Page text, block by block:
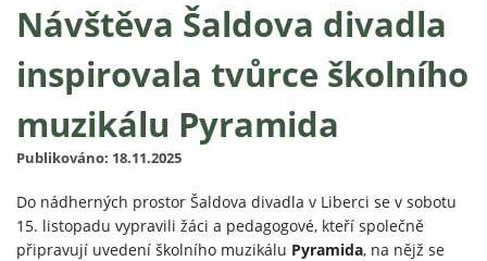
Návštěva Šaldova divadla
inspirovala tvůrce školního
muzikálu Pyramida
Publikováno: 18.11.2025
Do nádherných prostor Šaldova divadla v Liberci se v sobotu
15. listopadu vypravili žáci a pedagogové, kteří společně
připravují uvedení školního muzikálu Pyramida, na nějž se